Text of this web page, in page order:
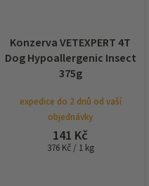
Konzerva VETEXPERT 4T
Dog Hypoallergenic Insect
375g
expedice do 2 dnů od vaší
objednávky
141 Kč
Měrná
376 Kč / 1 kg